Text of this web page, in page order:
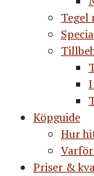
Tegel
Köpguide
Hur
Priser &